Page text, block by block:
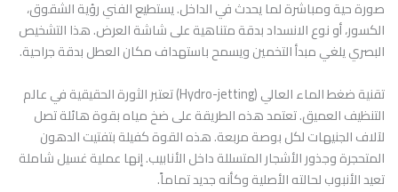
صورة حية ومباشرة لما يحدث في الداخل. يستطيع الفني رؤية الشقوق،
الكسور، أو نوع الانسداد بدقة متناهية على شاشة العرض. هذا التشخيص
البصري يلغي مبدأ التخمين ويسمح باستهداف مكان العطل بدقة جراحية.
تقنية ضغط الماء العالي (Hydro-jetting) تعتبر الثورة الحقيقية في عالم
التنظيف العميق. تعتمد هذه الطريقة على ضخ مياه بقوة هائلة تصل
لآلاف الجنيهات لكل بوصة مربعة. هذه القوة كفيلة بتفتيت الدهون
المتحجرة وجذور الأشجار المتسللة داخل الأنابيب. إنها عملية غسيل شاملة
تعيد الأنبوب لحالته الأصلية وكأنه جديد تماماً.